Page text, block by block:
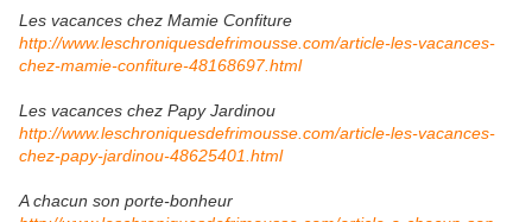
Les vacances chez Mamie Confiture
http://www.leschroniquesdefrimousse.com/article-les-vacances-
chez-mamie-confiture-48168697.html
Les vacances chez Papy Jardinou
http://www.leschroniquesdefrimousse.com/article-les-vacances-
chez-papy-jardinou-48625401.html
A chacun son porte-bonheur